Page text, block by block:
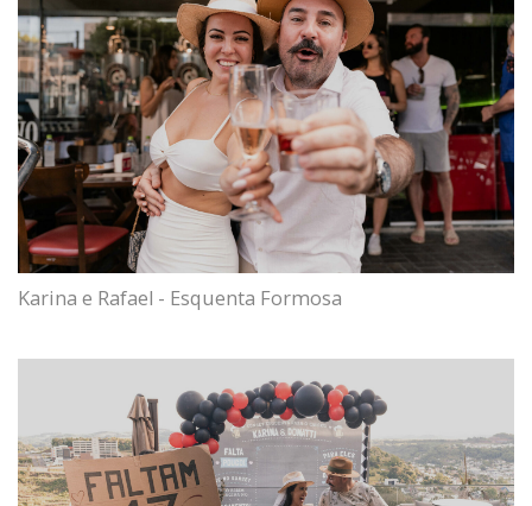
Karina e Rafael - Esquenta Formosa